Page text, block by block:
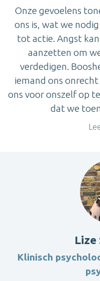
Onze gevoelens
ons is, wat we
tot actie. Angst
aanzetten om
verdedigen.
iemand ons
ons voor onszelf op
dat we
Lize
Klinisch